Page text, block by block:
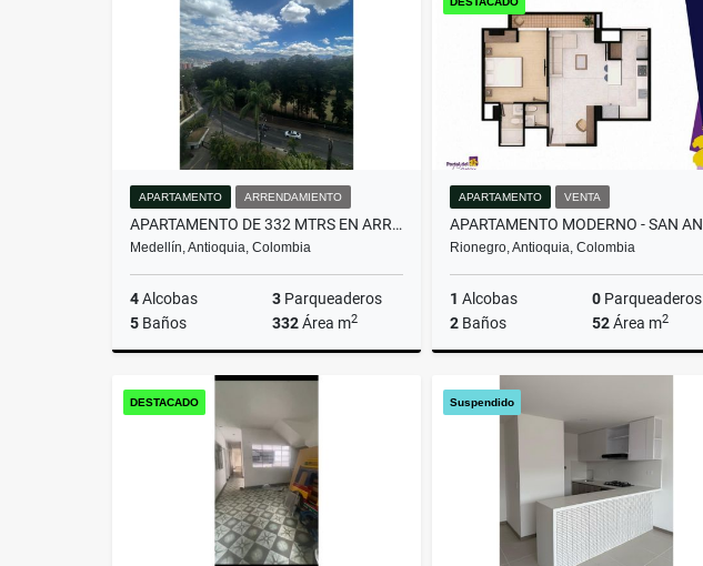
$563.850.000 $1.200.000.000
APARTAMENTO ARRENDAMIENTO
APARTAMENTO DE 332 MTRS EN ARRIENDO EN EL POBLADO, MEDELLÍN
Medellín, Antioquia, Colombia
4Alcobas 3 Parqueaderos
5 Baños 332Área m2
Arrendamiento
APARTAMENTO VENTA
Rionegro, Antioquia, Colombia
1 Alcobas 0 Parqueaderos
2 Baños 52Área m2
DESTACADO Suspendido